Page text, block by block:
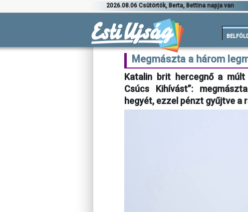
2026.08.06 Csütörtök, Berta, Bettina napja van
Megmászta a három
Katalin brit hercegnő a
Csúcs Kihívást”:
hegyét, ezzel pénzt gyűjtve a